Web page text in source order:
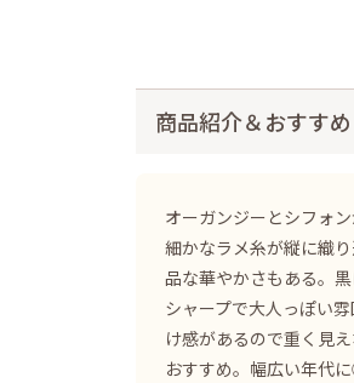
商品紹介＆おすすめ
オーガンジーとシフォ
細かなラメ糸が縦に織
品な華やかさもある。
シャープで大人っぽい
け感があるので重く見
おすすめ。幅広い年代